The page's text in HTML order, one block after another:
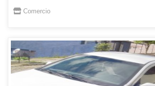
Comercio